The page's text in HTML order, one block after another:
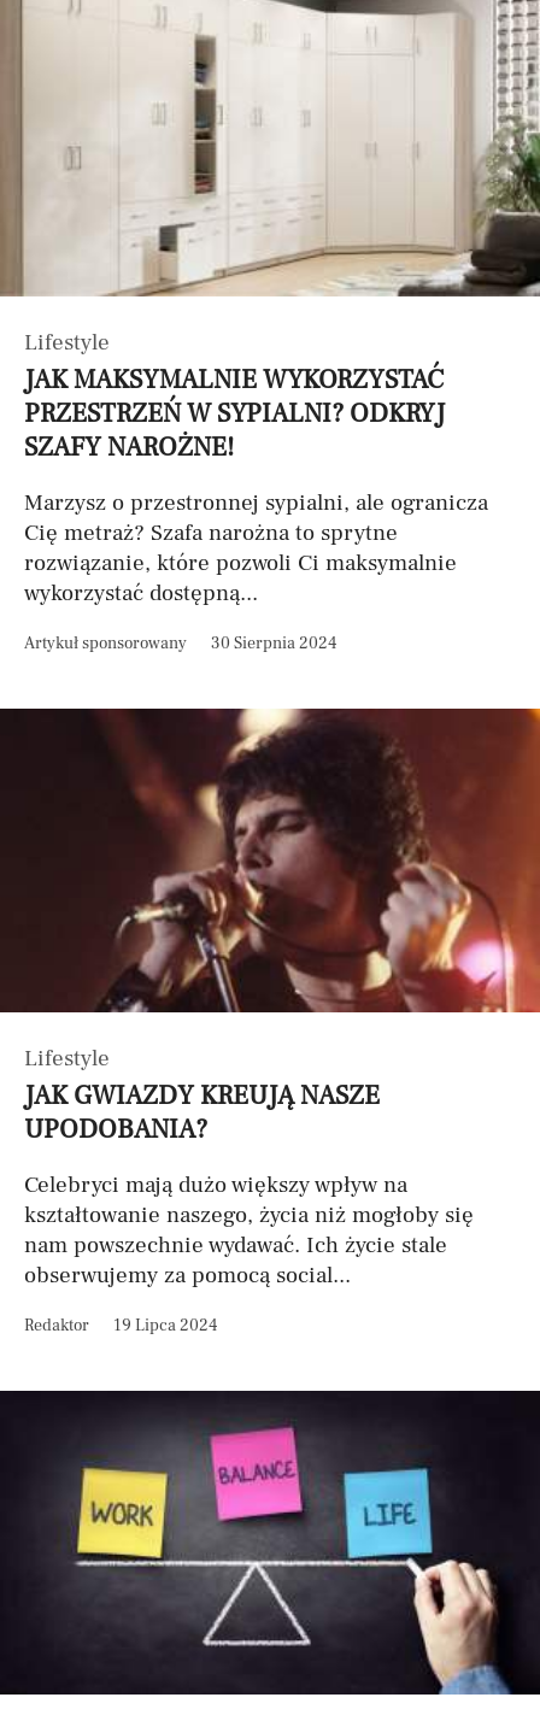
Lifestyle
JAK MAKSYMALNIE WYKORZYSTAĆ
PRZESTRZEŃ W SYPIALNI? ODKRYJ
SZAFY NAROŻNE!
Marzysz o przestronnej sypialni, ale ogranicza
Cię metraż? Szafa narożna to sprytne
rozwiązanie, które pozwoli Ci maksymalnie
wykorzystać dostępną...
Artykuł sponsorowany 30 Sierpnia 2024
Lifestyle
JAK GWIAZDY KREUJĄ NASZE
UPODOBANIA?
Celebryci mają dużo większy wpływ na
kształtowanie naszego, życia niż mogłoby się
nam powszechnie wydawać. Ich życie stale
obserwujemy za pomocą social...
Redaktor 19 Lipca 2024